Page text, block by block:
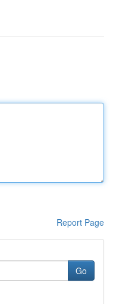
Report Page
Go